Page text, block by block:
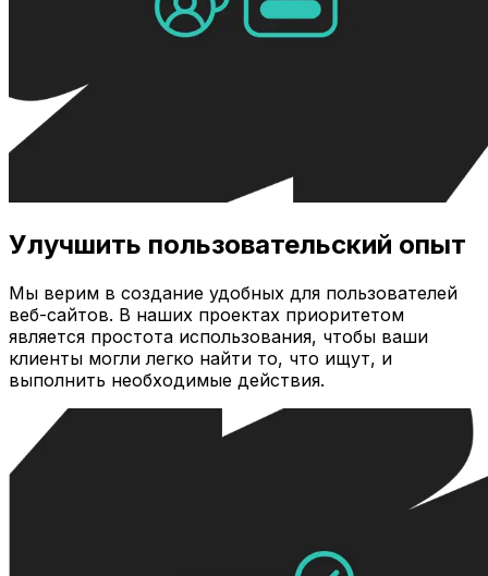
Улучшить пользовательский опыт
Мы верим в создание удобных для пользователей
веб-сайтов. В наших проектах приоритетом
является простота использования, чтобы ваши
клиенты могли легко найти то, что ищут, и
выполнить необходимые действия.